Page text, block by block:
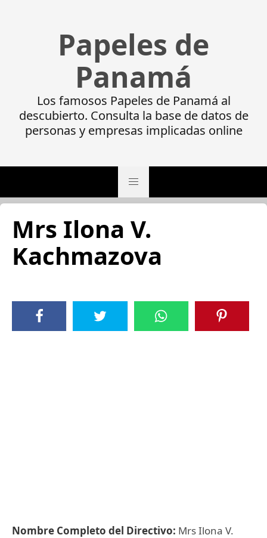
Papeles de
Panamá
Los famosos Papeles de Panamá al
descubierto. Consulta la base de datos de
personas y empresas implicadas online
Mrs Ilona V.
Kachmazova
Nombre Completo del Directivo: Mrs Ilona V.